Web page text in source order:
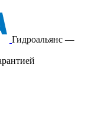
Гидроальянс —